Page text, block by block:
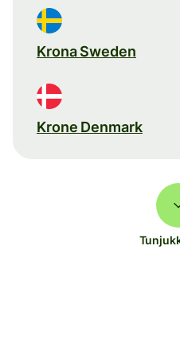
Krona Sweden
Krone Denmark